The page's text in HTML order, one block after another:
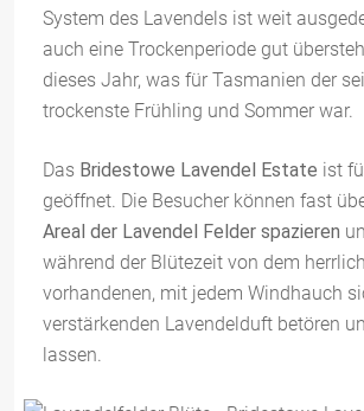
System des Lavendels ist weit
auch eine Trockenperiode gut
dieses Jahr, was für Tasmanien der
trockenste Frühling und Sommer war.
Das Bridestowe Lavendel Estate ist
geöffnet. Die Besucher können fast
Areal der Lavendel Felder spazieren
während der Blütezeit von dem
vorhandenen, mit jedem Windhauch
verstärkenden Lavendelduft betören
lassen.